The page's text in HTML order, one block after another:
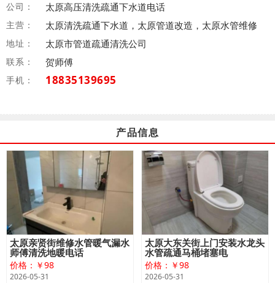
公司： 太原高压清洗疏通下水道电话
主营： 太原清洗疏通下水道，太原管道改造，太原水管维修
地址： 太原市管道疏通清洗公司
联系： 贺师傅
手机： 18835139695
产品信息
太原亲贤街维修水管暖气漏水
师傅清洗地暖电话
价格：￥98
2026-05-31
太原大东关街上门安装水龙头
水管疏通马桶堵塞电
价格：￥98
2026-05-31